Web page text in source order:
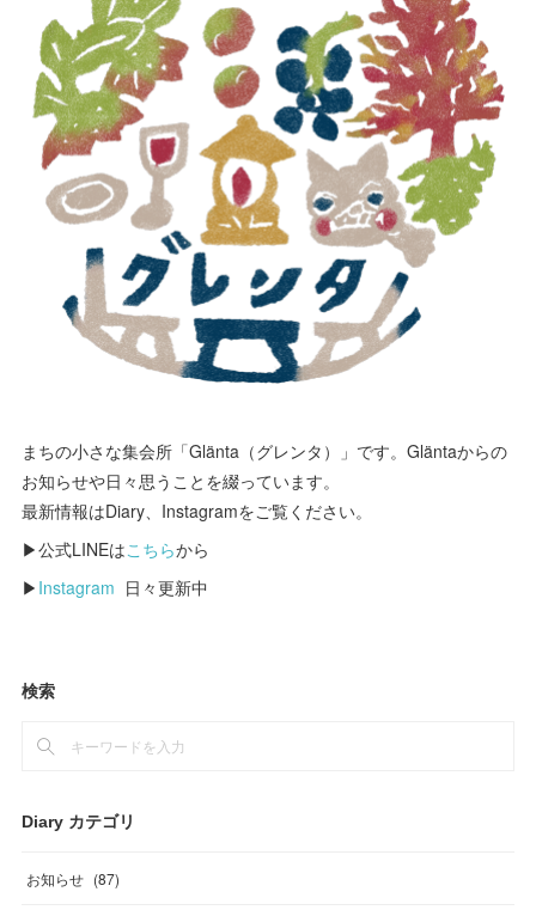
まちの小さな集会所「Glänta（グレンタ）」です。Gläntaからの
お知らせや日々思うことを綴っています。
最新情報はDiary、Instagramをご覧ください。
▶公式LINEはこちらから
▶ Instagram 日々更新中
検索
Diary カテゴリ
お知らせ (87)